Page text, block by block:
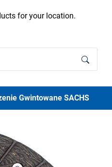
for your location.
Gwintowane SACHS